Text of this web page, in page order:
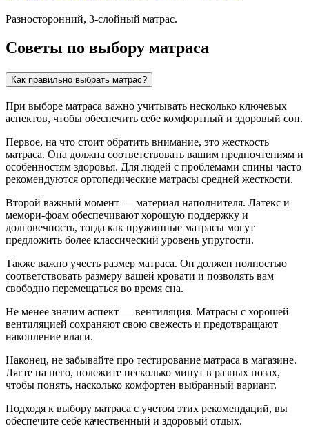
Разносторонний, 3-слойный матрас.
Советы по выбору матраса
Как правильно выбрать матрас?
При выборе матраса важно учитывать несколько ключевых
аспектов, чтобы обеспечить себе комфортный и здоровый сон.
Первое, на что стоит обратить внимание, это жесткость
матраса. Она должна соответствовать вашим предпочтениям и
особенностям здоровья. Для людей с проблемами спины часто
рекомендуются ортопедические матрасы средней жесткости.
Второй важный момент — материал наполнителя. Латекс и
мемори-фоам обеспечивают хорошую поддержку и
долговечность, тогда как пружинные матрасы могут
предложить более классический уровень упругости.
Также важно учесть размер матраса. Он должен полностью
соответствовать размеру вашей кровати и позволять вам
свободно перемещаться во время сна.
Не менее значим аспект — вентиляция. Матрасы с хорошей
вентиляцией сохраняют свою свежесть и предотвращают
накопление влаги.
Наконец, не забывайте про тестирование матраса в магазине.
Лягте на него, полежите несколько минут в разных позах,
чтобы понять, насколько комфортен выбранный вариант.
Подходя к выбору матраса с учетом этих рекомендаций, вы
обеспечите себе качественный и здоровый отдых.